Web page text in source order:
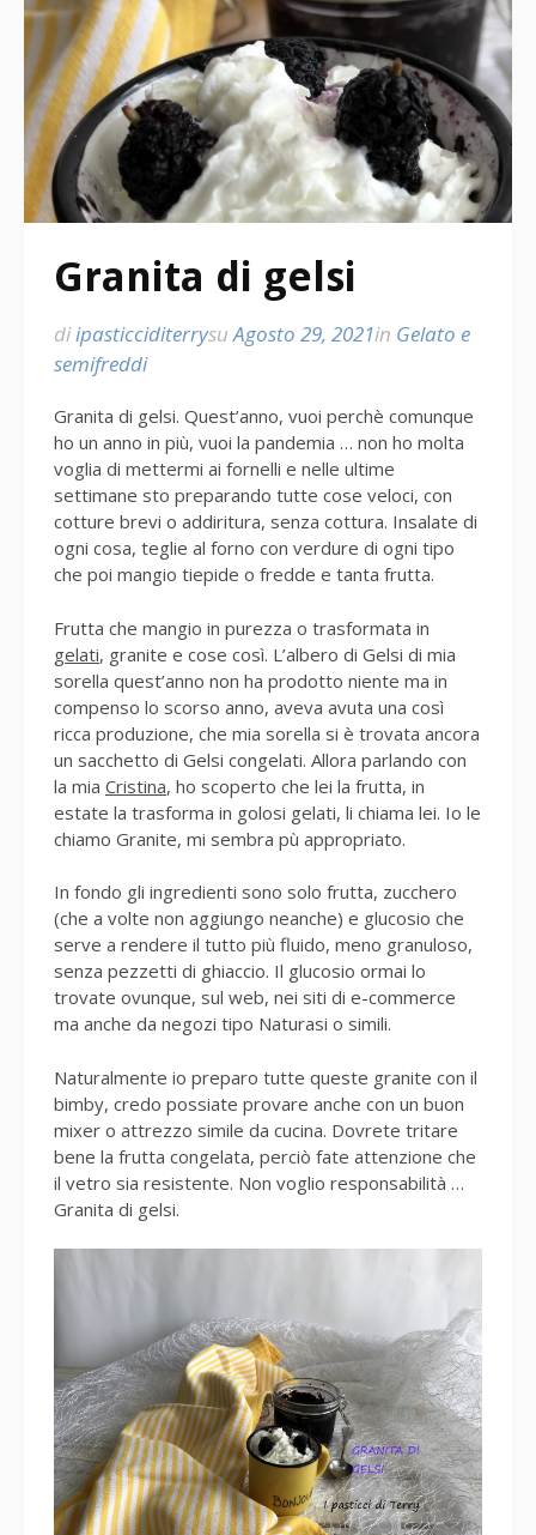
Granita di gelsi
diipasticciditerrysuAgosto 29, 2021in Gelato e
semifreddi
Granita di gelsi. Quest’anno, vuoi perchè comunque
ho un anno in più, vuoi la pandemia … non ho molta
voglia di mettermi ai fornelli e nelle ultime
settimane sto preparando tutte cose veloci, con
cotture brevi o addiritura, senza cottura. Insalate di
ogni cosa, teglie al forno con verdure di ogni tipo
che poi mangio tiepide o fredde e tanta frutta.
Frutta che mangio in purezza o trasformata in
gelati, granite e cose così. L’albero di Gelsi di mia
sorella quest’anno non ha prodotto niente ma in
compenso lo scorso anno, aveva avuta una così
ricca produzione, che mia sorella si è trovata ancora
un sacchetto di Gelsi congelati. Allora parlando con
la mia Cristina, ho scoperto che lei la frutta, in
estate la trasforma in golosi gelati, li chiama lei. Io le
chiamo Granite, mi sembra pù appropriato.
In fondo gli ingredienti sono solo frutta, zucchero
(che a volte non aggiungo neanche) e glucosio che
serve a rendere il tutto più fluido, meno granuloso,
senza pezzetti di ghiaccio. Il glucosio ormai lo
trovate ovunque, sul web, nei siti di e-commerce
ma anche da negozi tipo Naturasi o simili.
Naturalmente io preparo tutte queste granite con il
bimby, credo possiate provare anche con un buon
mixer o attrezzo simile da cucina. Dovrete tritare
bene la frutta congelata, perciò fate attenzione che
il vetro sia resistente. Non voglio responsabilità …
Granita di gelsi.